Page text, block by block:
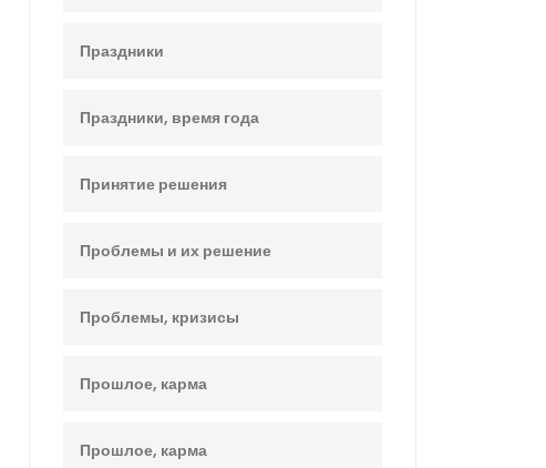
Праздники
Праздники, время года
Принятие решения
Проблемы и их решение
Проблемы, кризисы
Прошлое, карма
Прошлое, карма